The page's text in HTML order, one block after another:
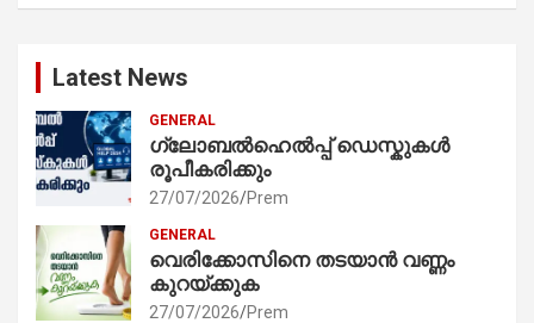
Latest News
GENERAL
ഗ്ലോബൽഹെൽപ്പ് ഡെസ്കുകൾ
രൂപീകരിക്കും
27/07/2026 Prem
GENERAL
വെരിക്കോസിനെ തടയാൻ വണ്ണം
കുറയ്ക്കുക
27/07/2026 Prem